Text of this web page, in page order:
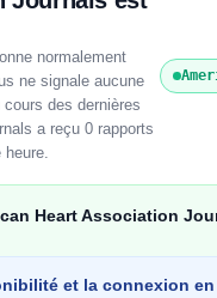
normalement
ne signale aucune
des dernières
a reçu 0 rapports
heure.
Heart Association
et la connexion